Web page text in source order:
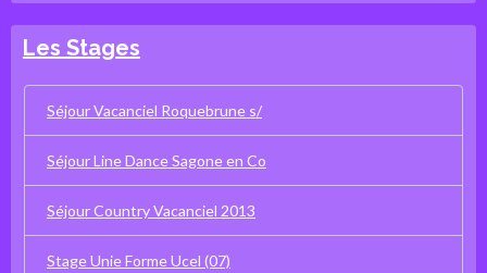
Les Stages
Séjour Vacanciel Roquebrune s/
Séjour Line Dance Sagone en Co
Séjour Country Vacanciel 2013
Stage Unie Forme Ucel (07)